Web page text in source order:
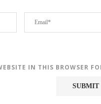
IN THIS BROWSER